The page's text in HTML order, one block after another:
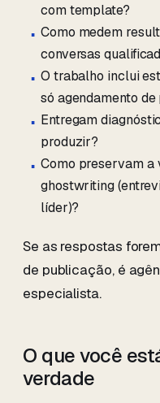
com template?
Como medem
conversas
O trabalho inclui
só agendamento de
Entregam
produzir?
Como preservam a
ghostwriting
líder)?
Se as respostas
de publicação, é
especialista.
O que você
verdade